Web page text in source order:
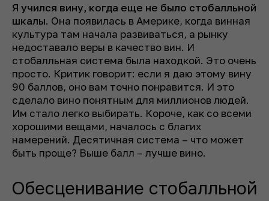
Я учился вину, когда еще не было стобалльной
шкалы. Она появилась в Америке, когда винная
культура там начала развиваться, а рынку
недоставало веры в качество вин. И
стобалльная система была находкой. Это очень
просто. Критик говорит: если я даю этому вину
90 баллов, оно вам точно понравится. И это
сделало вино понятным для миллионов людей.
Им стало легко выбирать. Короче, как со всеми
хорошими вещами, началось с благих
намерений. Десятичная система – что может
быть проще? Выше балл – лучше вино.
Обесценивание стобалльной